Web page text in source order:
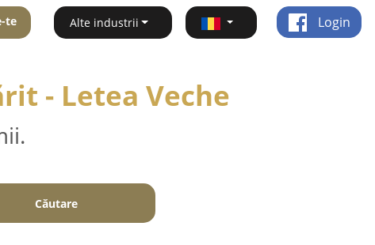
te Alte industrii Login
- Letea Veche
Căutare